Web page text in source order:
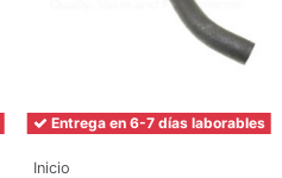
Entrega en 6-7 días laborables
Inicio